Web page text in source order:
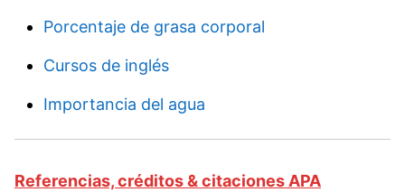
Porcentaje de grasa corporal
Cursos de inglés
Importancia del agua
Referencias, créditos & citaciones APA